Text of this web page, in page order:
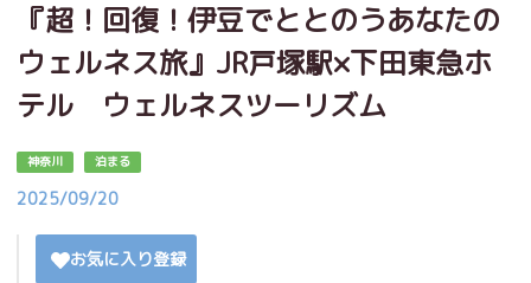
『超！回復！伊豆でととのうあなたの
ウェルネス旅』JR戸塚駅×下田東急ホ
テル ウェルネスツーリズム
神奈川 泊まる
2025/09/20
お気に入り登録